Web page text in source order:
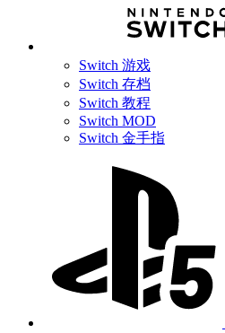
Switch 游戏
Switch 存档
Switch 教程
Switch MOD
Switch 金手指